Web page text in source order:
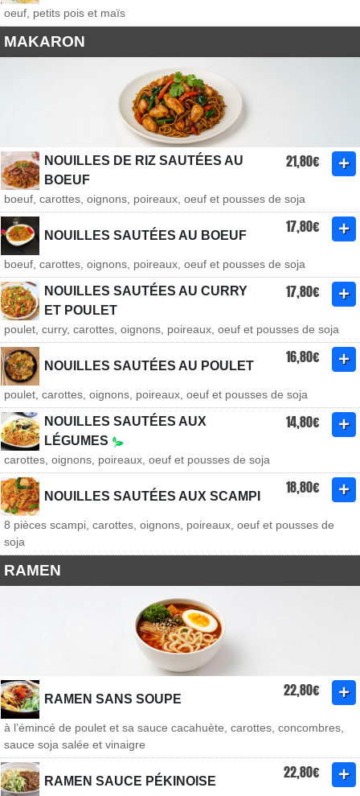
oeuf, petits pois et maïs
MAKARON
NOUILLES DE RIZ SAUTÉES AU
BOEUF
21,80€
boeuf, carottes, oignons, poireaux, oeuf et pousses de soja
NOUILLES SAUTÉES AU BOEUF 17,80€
boeuf, carottes, oignons, poireaux, oeuf et pousses de soja
NOUILLES SAUTÉES AU CURRY
ET POULET
17,80€
poulet, curry, carottes, oignons, poireaux, oeuf et pousses de soja
NOUILLES SAUTÉES AU POULET 16,80€
poulet, carottes, oignons, poireaux, oeuf et pousses de soja
NOUILLES SAUTÉES AUX
LÉGUMES
14,80€
carottes, oignons, poireaux, oeuf et pousses de soja
NOUILLES SAUTÉES AUX SCAMPI 18,80€
8 pièces scampi, carottes, oignons, poireaux, oeuf et pousses de
soja
RAMEN
RAMEN SANS SOUPE 22,80€
à l’émincé de poulet et sa sauce cacahuète, carottes, concombres,
sauce soja salée et vinaigre
RAMEN SAUCE PÉKINOISE 22,80€